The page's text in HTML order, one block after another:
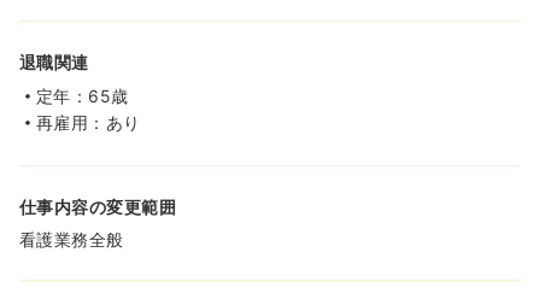
退職関連
定年：65歳
再雇用：あり
仕事内容の変更範囲
看護業務全般